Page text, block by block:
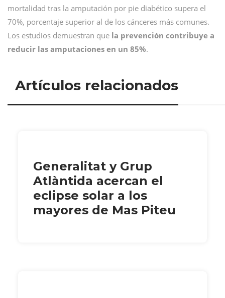
mortalidad tras la amputación por pie diabético supera el
70%, porcentaje superior al de los cánceres más comunes.
Los estudios demuestran que la prevención contribuye a
reducir las amputaciones en un 85%.
Artículos relacionados
Generalitat y Grup
Atlàntida acercan el
eclipse solar a los
mayores de Mas Piteu